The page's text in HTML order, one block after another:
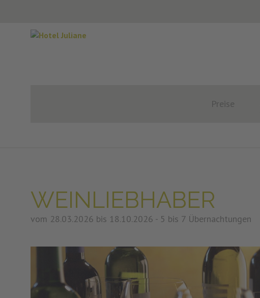
Preise
WEINLIEBHABER
vom 28.03.2026 bis 18.10.2026 - 5 bis 7 Übernachtungen